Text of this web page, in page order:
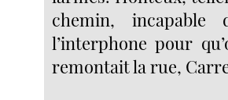
chemin,
l’interphone pour
remontait la rue,